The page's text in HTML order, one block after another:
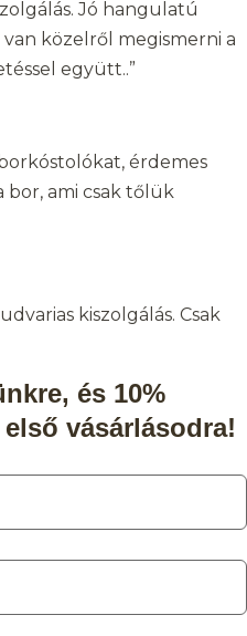
Jó hangulatú
közelről megismerni a
együtt..”
érdemes
bor, ami csak tőlük
kiszolgálás. Csak
és 10%
vásárlásodra!